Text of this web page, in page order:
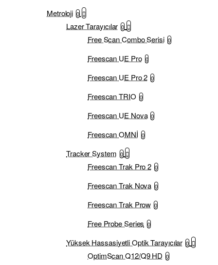
Metroloji 0
Lazer Tarayıcılar 0
Free Scan Combo Serisi 0
Freescan UE Pro 0
Freescan UE Pro 2 0
Freescan TRIO 0
Freescan UE Nova 0
Freescan OMNİ 0
Tracker System 0
Freescan Trak Pro 2 0
Freescan Trak Nova 0
Freescan Trak Prow 0
Free Probe Series 0
Yüksek Hassasiyetli Optik Tarayıcılar 0
OptimScan Q12/Q9 HD 0